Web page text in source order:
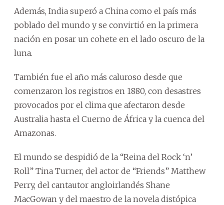
Además, India superó a China como el país más
poblado del mundo y se convirtió en la primera
nación en posar un cohete en el lado oscuro de la
luna.
También fue el año más caluroso desde que
comenzaron los registros en 1880, con desastres
provocados por el clima que afectaron desde
Australia hasta el Cuerno de África y la cuenca del
Amazonas.
El mundo se despidió de la “Reina del Rock ‘n’
Roll” Tina Turner, del actor de “Friends” Matthew
Perry, del cantautor angloirlandés Shane
MacGowan y del maestro de la novela distópica